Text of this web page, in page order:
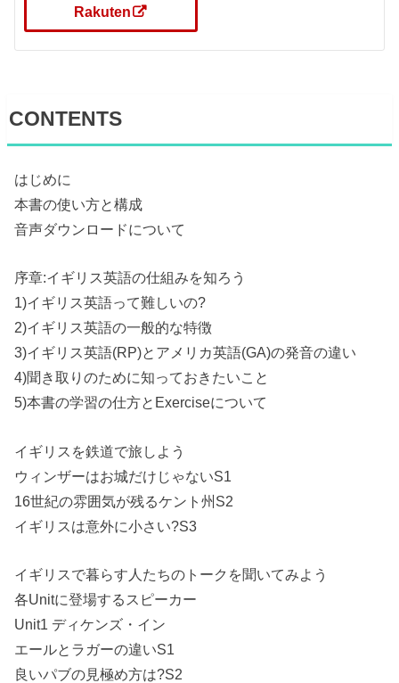
Rakuten
CONTENTS
はじめに
本書の使い方と構成
音声ダウンロードについて
序章:イギリス英語の仕組みを知ろう
1)イギリス英語って難しいの?
2)イギリス英語の一般的な特徴
3)イギリス英語(RP)とアメリカ英語(GA)の発音の違い
4)聞き取りのために知っておきたいこと
5)本書の学習の仕方とExerciseについて
イギリスを鉄道で旅しよう
ウィンザーはお城だけじゃないS1
16世紀の雰囲気が残るケント州S2
イギリスは意外に小さい?S3
イギリスで暮らす人たちのトークを聞いてみよう
各Unitに登場するスピーカー
Unit1 ディケンズ・イン
エールとラガーの違いS1
良いパブの見極め方は?S2